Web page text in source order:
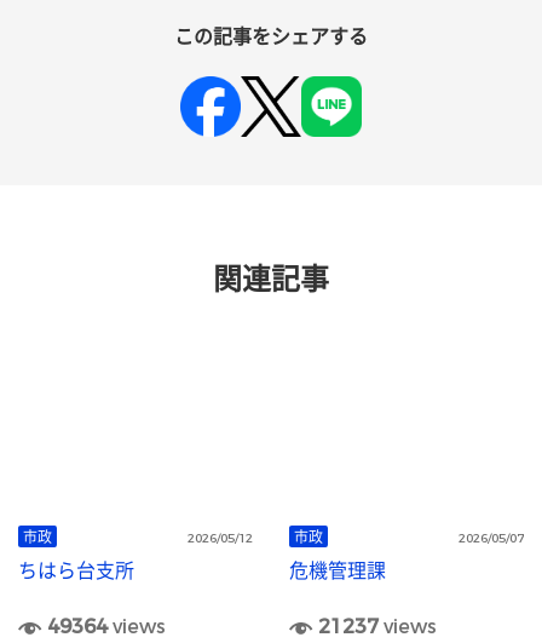
この記事をシェアする
関連記事
市政 2026/05/12
ちはら台支所
49364views
市政 2026/05/07
危機管理課
21237views